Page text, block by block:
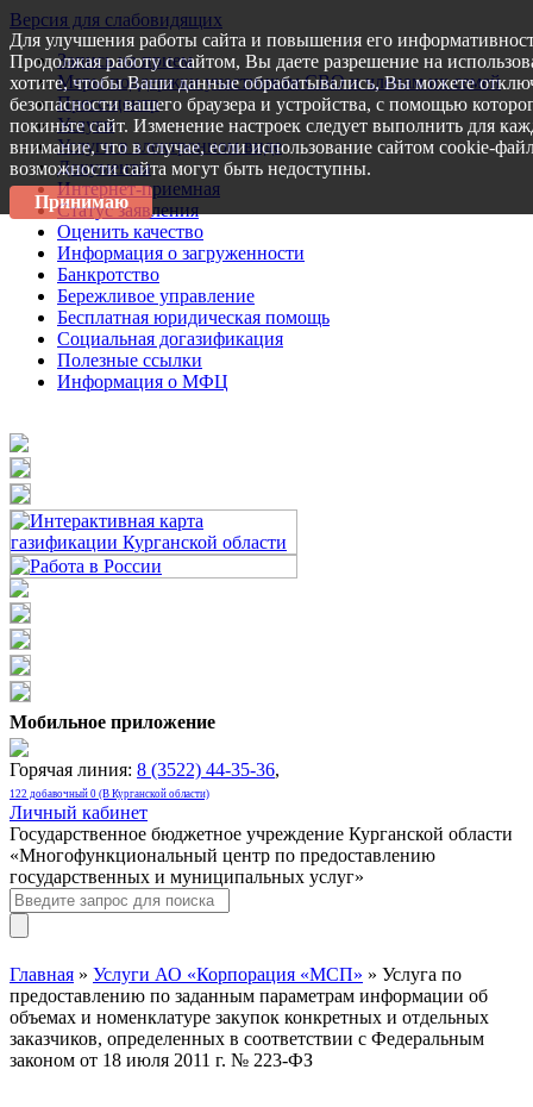
Версия для слабовидящих
Запись на прием
Меры поддержки участникам СВО и членам их семей
Пресс-центр
Услуги
Услуги в электронном виде
Документы
Интернет-приемная
Статус заявления
Оценить качество
Информация о загруженности
Банкротство
Бережливое управление
Бесплатная юридическая помощь
Социальная догазификация
Полезные ссылки
Информация о МФЦ
Мобильное приложение
Горячая линия: 8 (3522) 44-35-36,
122 добавочный 0 (В Курганской области)
Личный кабинет
Государственное бюджетное учреждение Курганской области
«Многофункциональный центр по предоставлению
государственных и муниципальных услуг»
Главная » Услуги АО «Корпорация «МСП» » Услуга по
предоставлению по заданным параметрам информации об
объемах и номенклатуре закупок конкретных и отдельных
заказчиков, определенных в соответствии с Федеральным
законом от 18 июля 2011 г. № 223-ФЗ
Для улучшения работы сайта и повышения его
Продолжая работу с сайтом, Вы даете разрешение на
хотите, чтобы Ваши данные обрабатывались, Вы можете
безопасности вашего браузера и устройства, с помощью
покиньте сайт. Изменение настроек следует выполнить для
внимание, что в случае, если использование сайтом cookie-
возможности сайта могут быть недоступны.
Принимаю